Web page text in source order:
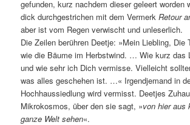
gefunden, kurz nachdem dieser geleert worden
dick durchgestrichen mit dem VermerkRetour
aber ist vom Regen verwischt und unleserlich.
Die Zeilen berühren Deetje: »Mein Liebling, Die
wie die Bäume im Herbstwind. … Wie kurz das
und wie sehr ich Dich vermisse. Vielleicht
was alles geschehen ist. …« Irgendjemand in
Hochhaussiedlung wird vermisst. Deetjes
Mikrokosmos, über den sie sagt, »von hier aus
ganze Welt sehen«.